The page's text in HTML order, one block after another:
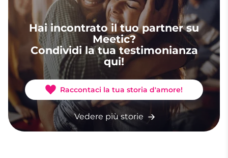
Hai incontrato il tuo partner su
Meetic?
Condividi la tua testimonianza
qui!
Raccontaci la tua storia d'amore!
Vedere più storie